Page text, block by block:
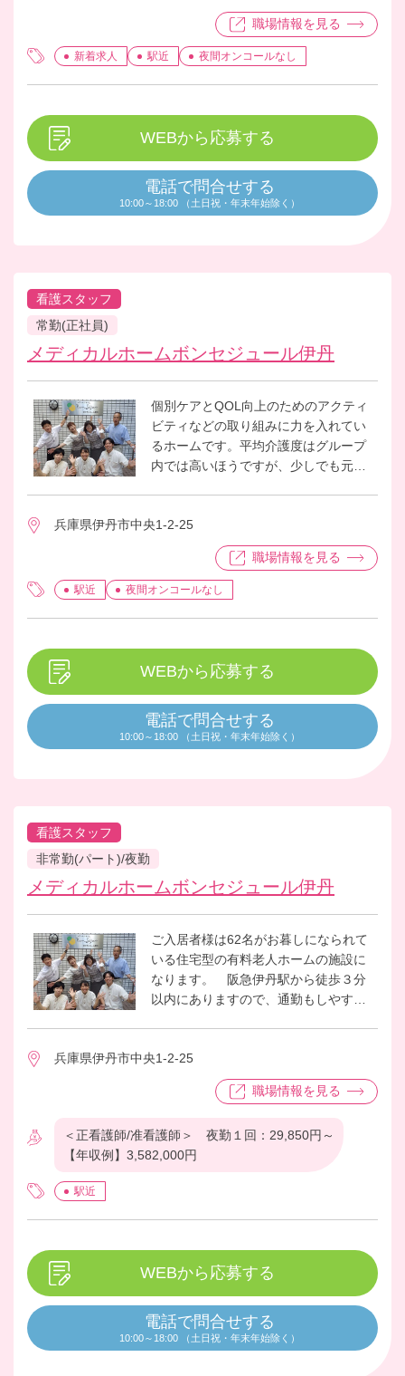
職場情報を見る
新着求人 駅近 夜間オンコールなし
WEBから応募する
電話で問合せする
10:00～18:00 （土日祝・年末年始除く）
看護スタッフ
常勤(正社員)
メディカルホームボンセジュール伊丹
個別ケアとQOL向上のためのアクティ
ビティなどの取り組みに力を入れてい
るホームです。平均介護度はグループ
内では高いほうですが、少しでも元気
です。是非、仲間に入ってください！
兵庫県伊丹市中央1-2-25
職場情報を見る
駅近 夜間オンコールなし
WEBから応募する
電話で問合せする
10:00～18:00 （土日祝・年末年始除く）
看護スタッフ
非常勤(パート)/夜勤
メディカルホームボンセジュール伊丹
ご入居者様は62名がお暮しになられて
いる住宅型の有料老人ホームの施設に
なります。 阪急伊丹駅から徒歩３分
以内にありますので、通勤もしやすい
す。 介護職員のスタッフともPHSや
インカムで相談しながら業務出来ます
ので、働きやすい環境です。
兵庫県伊丹市中央1-2-25
職場情報を見る
＜正看護師/准看護師＞ 夜勤１回：29,850円～
【年収例】3,582,000円
駅近
WEBから応募する
電話で問合せする
10:00～18:00 （土日祝・年末年始除く）